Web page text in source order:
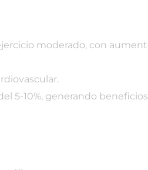
moderado, con
5-10%, generando